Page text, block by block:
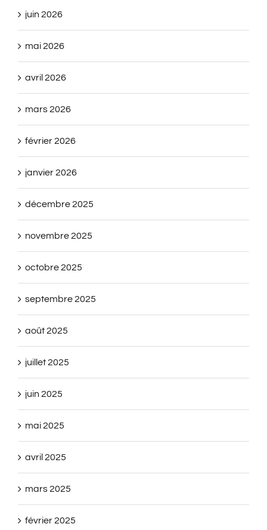
juin 2026
mai 2026
avril 2026
mars 2026
février 2026
janvier 2026
décembre 2025
novembre 2025
octobre 2025
septembre 2025
août 2025
juillet 2025
juin 2025
mai 2025
avril 2025
mars 2025
février 2025